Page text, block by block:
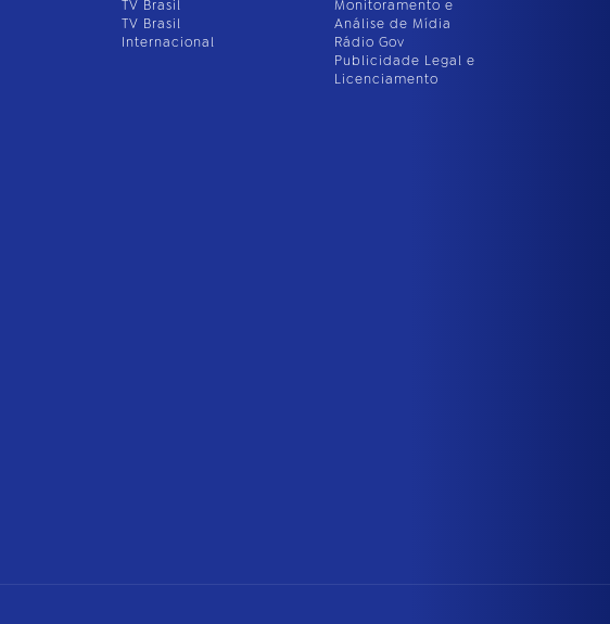
TV Brasil
TV Brasil
Internacional
Monitoramento e
Análise de Mídia
Rádio Gov
Publicidade Legal e
Licenciamento